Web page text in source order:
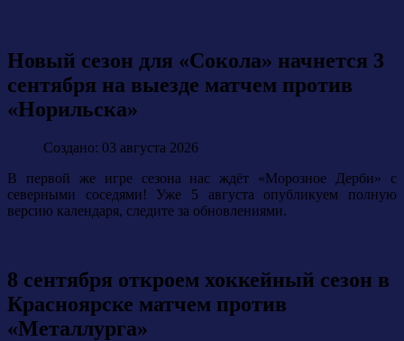
Новый сезон для «Сокола» начнется 3
сентября на выезде матчем против
«Норильска»
Создано: 03 августа 2026
В первой же игре сезона нас ждёт «Морозное Дерби» с
северными соседями! Уже 5 августа опубликуем полную
версию календаря, следите за обновлениями.
8 сентября откроем хоккейный сезон в
Красноярске матчем против
«Металлурга»